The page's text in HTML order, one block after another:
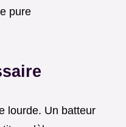
pure
lourde. Un batteur